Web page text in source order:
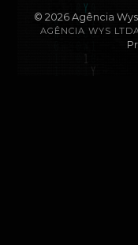
© 2026Agência
AGÊNCIA WYS